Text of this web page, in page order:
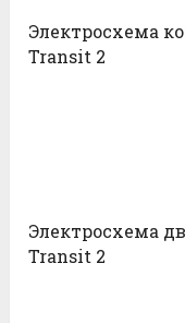
Электросхема
Transit 2
Электросхема
Transit 2